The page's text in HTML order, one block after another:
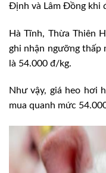
Định và Lâm Đồng khi
Hà Tĩnh, Thừa Thiên
ghi nhận ngưỡng
là 54.000 đ/kg.
Như vậy, giá heo hơi
mua quanh mức